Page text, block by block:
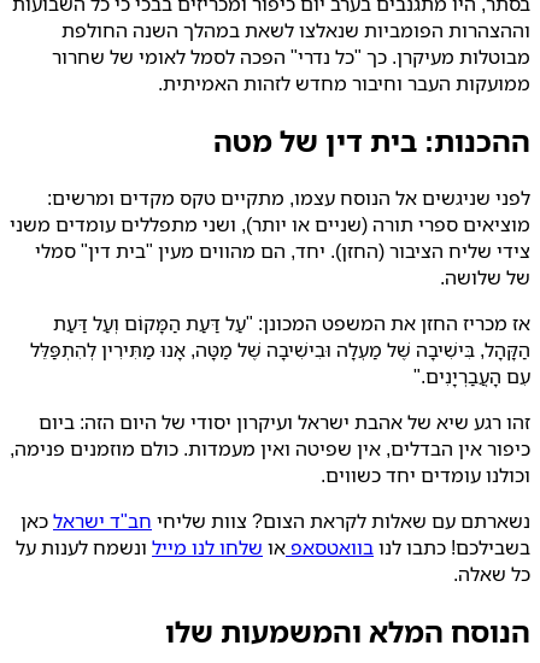
וההצהרות הפומביות שנאלצו לשאת במהלך השנה החולפת
מבוטלות מעיקרן. כך "כל נדרי" הפכה לסמל לאומי של שחרור
ממועקות העבר וחיבור מחדש לזהות האמיתית.
ההכנות: בית דין של מטה
לפני שניגשים אל הנוסח עצמו, מתקיים טקס מקדים ומרשים:
מוציאים ספרי תורה (שניים או יותר), ושני מתפללים עומדים משני
צידי שליח הציבור (החזן). יחד, הם מהווים מעין "בית דין" סמלי
של שלושה.
אז מכריז החזן את המשפט המכונן: "עַל דַּעַת הַמָּקוֹם וְעַל דַּעַת
הַקָּהָל, בִּישִׁיבָה שֶׁל מַעְלָה וּבִישִׁיבָה שֶׁל מַטָּה, אָנוּ מַתִּירִין לְהִתְפַּלֵּל
עִם הָעֲבַרְיָנִים."
זהו רגע שיא של אהבת ישראל ועיקרון יסודי של היום הזה: ביום
כיפור אין הבדלים, אין שפיטה ואין מעמדות. כולם מוזמנים פנימה,
וכולנו עומדים יחד כשווים.
נשארתם עם שאלות לקראת הצום? צוות שליחי חב"ד ישראלכאן
בשבילכם! כתבו לנובוואטסאפ או שלחו לנו מייל ונשמח לענות על
כל שאלה.
הנוסח המלא והמשמעות שלו